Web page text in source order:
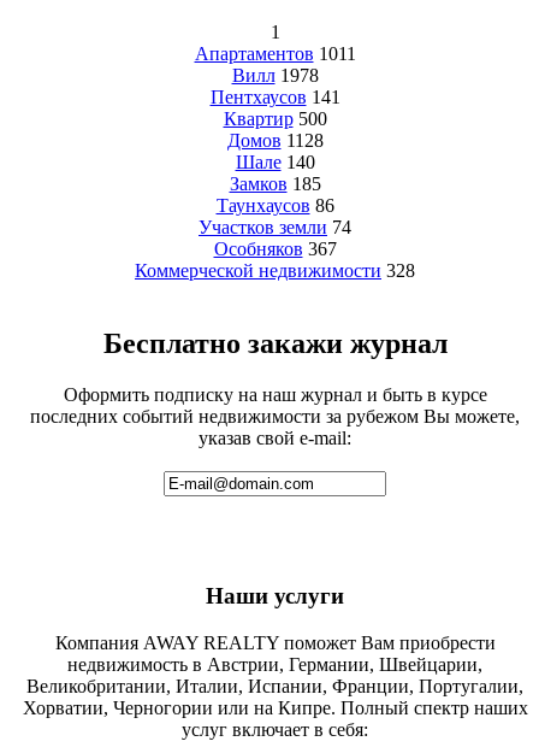
1
Апартаментов 1011
Вилл 1978
Пентхаусов 141
Квартир 500
Домов 1128
Шале 140
Замков 185
Таунхаусов 86
Участков земли 74
Особняков 367
Коммерческой недвижимости 328
Бесплатно закажи журнал
Оформить подписку на наш журнал и быть в курсе
последних событий недвижимости за рубежом Вы можете,
указав свой e-mail:
Наши услуги
Компания AWAY REALTY поможет Вам приобрести
недвижимость в Австрии, Германии, Швейцарии,
Великобритании, Италии, Испании, Франции, Португалии,
Хорватии, Черногории или на Кипре. Полный спектр наших
услуг включает в себя: